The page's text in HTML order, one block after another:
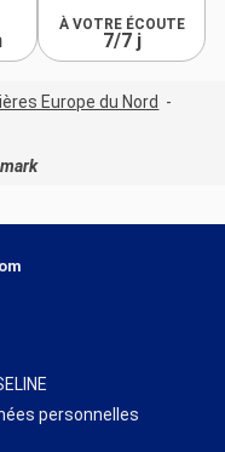
À VOTRE ÉCOUTE
7/7 j
Europe du Nord
personnelles